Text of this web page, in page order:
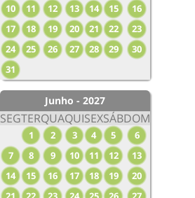
10
11 12 13 14 15
16
17
18 19 20 21 22
23
24
25 26 27 28 29
30
31
Junho - 2027
SEGTERQUAQUISEXSÁBDOM
1 2 3 4 5
6
7
8 9 10 11 12
13
14
15 16 17 18 19
20